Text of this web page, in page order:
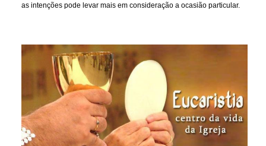
as intenções pode levar mais em consideração a ocasião particular.